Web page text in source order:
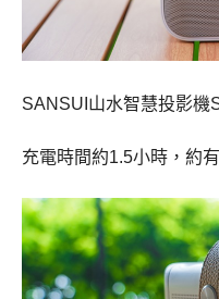
SANSUI山水智慧投影機
充電時間約1.5小時，約